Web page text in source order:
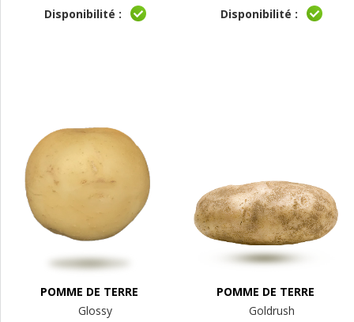
Disponibilité :
Disponibilité :
POMME DE TERRE
Glossy
POMME DE TERRE
Goldrush